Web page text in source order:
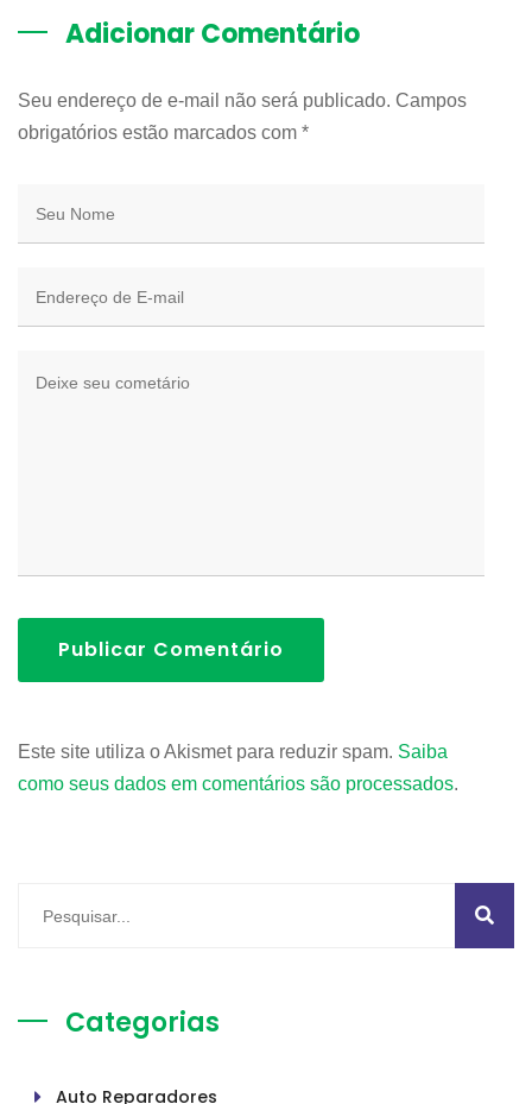
Adicionar Comentário
Seu endereço de e-mail não será publicado. Campos
obrigatórios estão marcados com *
Publicar Comentário
Este site utiliza o Akismet para reduzir spam. Saiba
como seus dados em comentários são processados.
Categorias
Auto Reparadores